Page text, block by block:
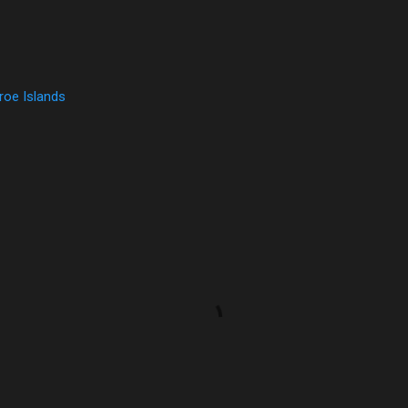
Islands